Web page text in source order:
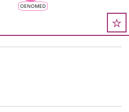
OENOMED